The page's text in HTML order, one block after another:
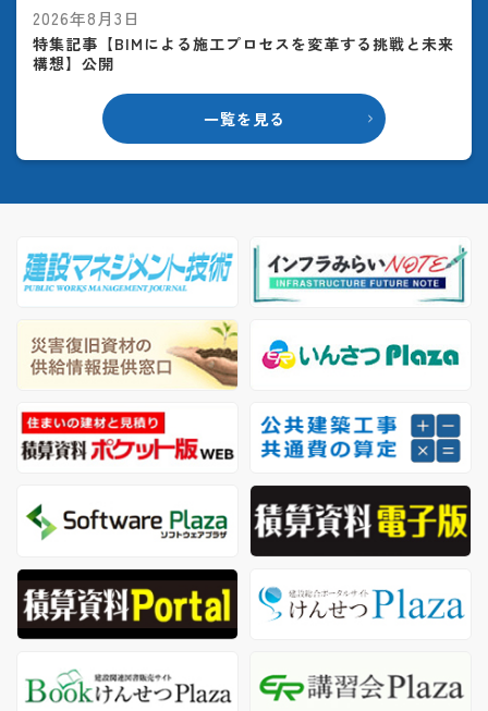
一覧を見る
2026年8月3日
特集記事【BIMによる施工プロセスを変革する挑戦と未来
構想】公開